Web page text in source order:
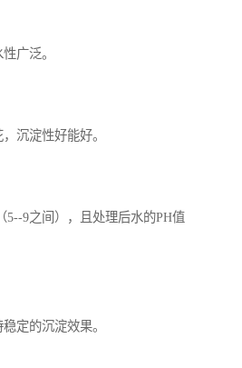
广泛。
沉淀性好能好。
5--9之间），且处理后水的PH值
定的沉淀效果。